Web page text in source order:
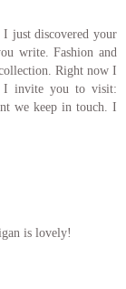
just discovered your
write. Fashion and
Right now I
I invite you to visit:
we keep in touch. I
is lovely!